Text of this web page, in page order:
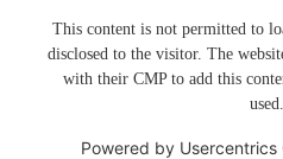
This content is not permitted to
disclosed to the visitor. The
with their CMP to add this
used.
Powered by Usercentrics